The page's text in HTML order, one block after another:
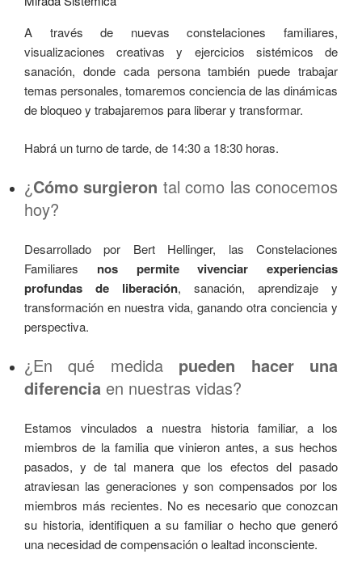
A través de nuevas constelaciones familiares,
visualizaciones creativas y ejercicios sistémicos de
sanación, donde cada persona también puede trabajar
temas personales, tomaremos conciencia de las dinámicas
de bloqueo y trabajaremos para liberar y transformar.
Habrá un turno de tarde, de 14:30 a 18:30 horas.
¿Cómo surgieron tal como las conocemos
hoy?
Desarrollado por Bert Hellinger, las Constelaciones
Familiares nos permite vivenciar experiencias
profundas de liberación, sanación, aprendizaje y
transformación en nuestra vida, ganando otra conciencia y
perspectiva.
¿En qué medida pueden hacer una
diferencia en nuestras vidas?
Estamos vinculados a nuestra historia familiar, a los
miembros de la familia que vinieron antes, a sus hechos
pasados, y de tal manera que los efectos del pasado
atraviesan las generaciones y son compensados por los
miembros más recientes. No es necesario que conozcan
su historia, identifiquen a su familiar o hecho que generó
una necesidad de compensación o lealtad inconsciente.